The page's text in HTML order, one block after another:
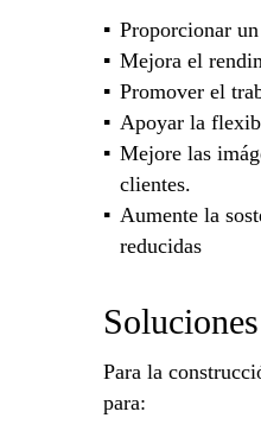
Proporcionar
Mejora el
Promover el
Apoyar la
Mejore las
clientes.
Aumente la
reducidas
Para la
para: